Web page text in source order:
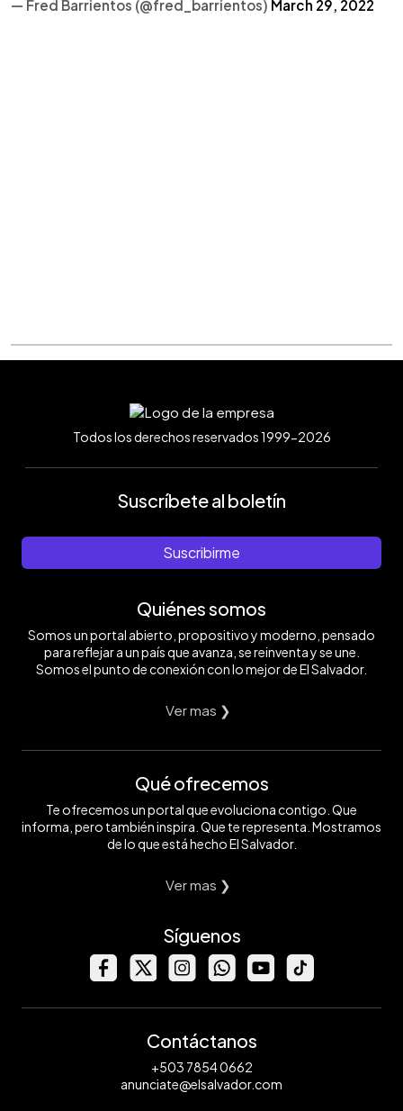
— Fred Barrientos (@fred_barrientos) March 29, 2022
Todos los derechos reservados 1999-2026
Suscríbete al boletín
Suscribirme
Quiénes somos
Somos un portal abierto, propositivo y moderno, pensado
para reflejar a un país que avanza, se reinventa y se une.
Somos el punto de conexión con lo mejor de El Salvador.
Ver mas ❯
Qué ofrecemos
Te ofrecemos un portal que evoluciona contigo. Que
informa, pero también inspira. Que te representa. Mostramos
de lo que está hecho El Salvador.
Ver mas ❯
Síguenos
Contáctanos
+503 7854 0662
anunciate@elsalvador.com